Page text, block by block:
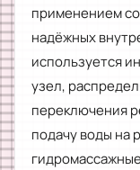
применением
надёжных
используется
узел,
переключения
подачу воды на